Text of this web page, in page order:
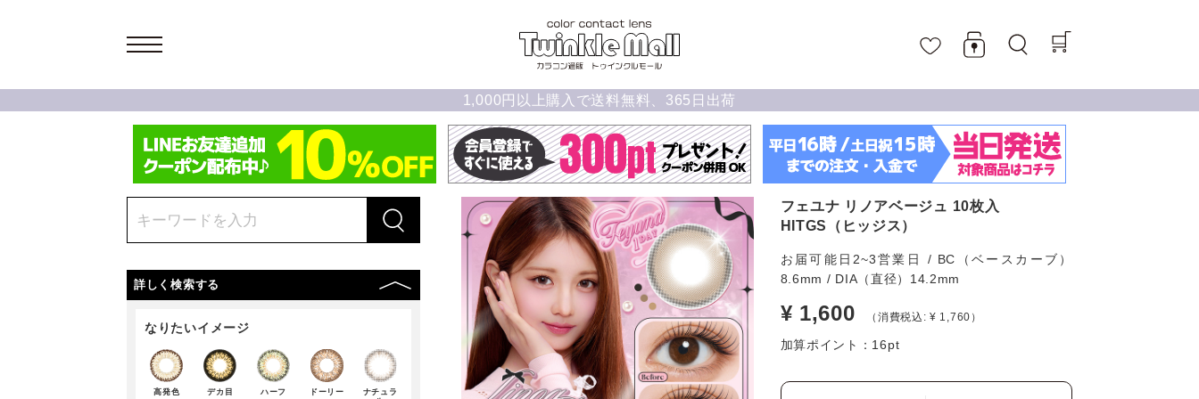
1,000円以上購入で送料無料、365日出荷
詳しく検索する
なりたいイメージ
高発色 デカ目 ハーフ ドーリー
ナチュラ
フェユナ リノアベージュ 10枚入
HITGS（ヒッジス）
お届可能日2~3営業日 / BC（ベースカーブ）
8.6mm / DIA（直径）14.2mm
¥ 1,600 （消費税込: ¥ 1,760）
加算ポイント： 16pt